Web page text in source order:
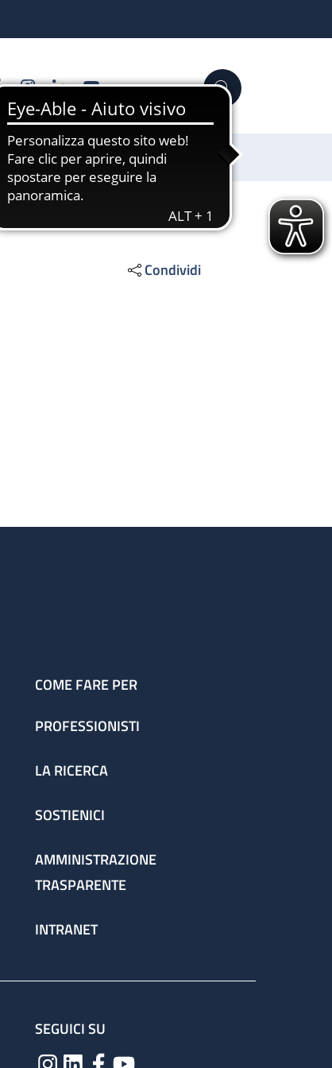
FacebookInstagram
LinkedinYouTube Cerca
Sostienici
Condividi
COME FARE PER
PROFESSIONISTI
LA RICERCA
SOSTIENICI
AMMINISTRAZIONE
TRASPARENTE
INTRANET
SEGUICI SU